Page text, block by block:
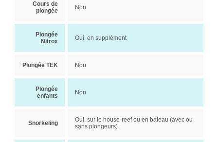
Cours de
plongée
Non
Plongée
Nitrox
Oui, en supplément
Plongée TEK Non
Plongée
enfants
Non
Snorkeling
Oui, sur le house-reef ou en bateau (avec ou
sans plongeurs)